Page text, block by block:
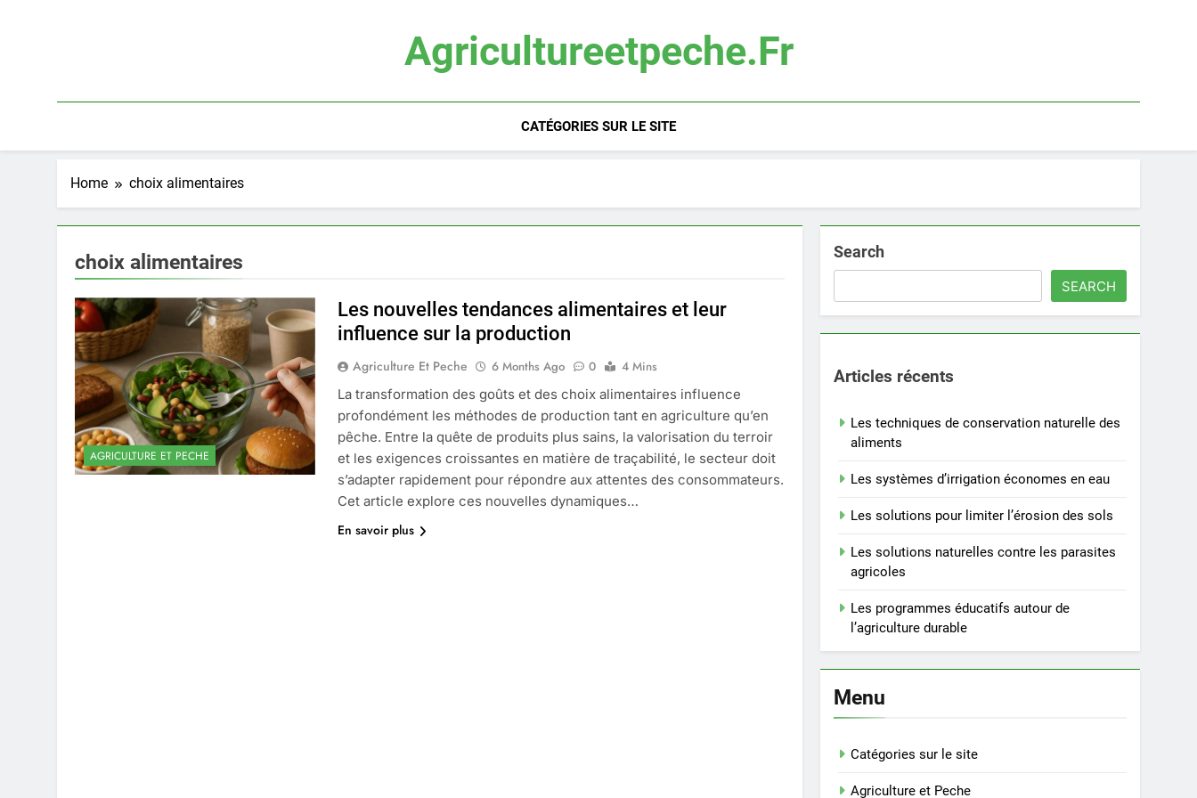
Agricultureetpeche.fr
CATÉGORIES SUR LE SITE
Home choix alimentaires
choix alimentaires
AGRICULTURE ET PECHE
Les nouvelles tendances alimentaires et leur
influence sur la production
Agriculture Et Peche 6 Months Ago 0
4 Mins
La transformation des goûts et des choix alimentaires influence
profondément les méthodes de production tant en agriculture qu’en
pêche. Entre la quête de produits plus sains, la valorisation du terroir
et les exigences croissantes en matière de traçabilité, le secteur doit
s’adapter rapidement pour répondre aux attentes des consommateurs.
Cet article explore ces nouvelles dynamiques…
En savoir plus
Search
SEARCH
Articles récents
Les techniques de conservation naturelle des
aliments
Les systèmes d’irrigation économes en eau
Les solutions pour limiter l’érosion des sols
Les solutions naturelles contre les parasites
agricoles
Les programmes éducatifs autour de
l’agriculture durable
Menu
Catégories sur le site
Agriculture et Peche